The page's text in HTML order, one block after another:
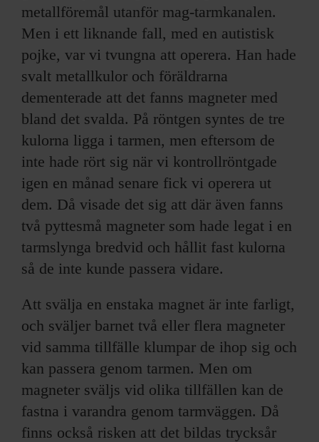
metallföremål utanför mag-tarmkanalen.
Men i ett liknande fall, med en autistisk
pojke, var vi tvungna att operera. Han hade
svalt metallkulor och föräldrarna
dementerade att det fanns magneter med
bland det svalda. På röntgen syntes de tre
kulorna ligga i tarmen, men eftersom de
inte hade rört sig när vi kontrollröntgade
igen en månad senare fick vi operera ut
dem. Då visade det sig att där även fanns
två pyttesmå magneter som hade legat i en
tarmslynga bredvid och hållit fast kulorna
så de inte kunde passera vidare.
Att svälja en enstaka magnet är inte farligt,
och sväljer barnet två eller flera magneter
vid samma tillfälle klumpar de ihop sig och
kan passera genom tarmen. Men om
magneter sväljs vid olika tillfällen kan de
fastna i varandra genom tarmväggen. Då
finns också risken att det bildas trycksår